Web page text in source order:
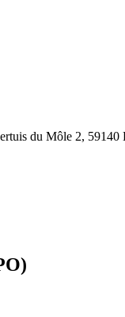
du Môle 2, 59140